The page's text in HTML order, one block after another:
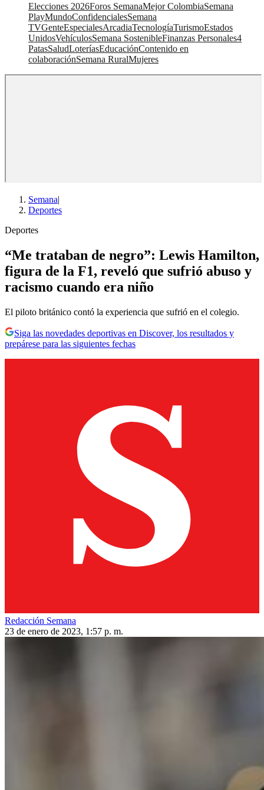
Elecciones 2026Foros SemanaMejor ColombiaSemana
PlayMundoConfidencialesSemana
TVGenteEspecialesArcadiaTecnologíaTurismoEstados
UnidosVehículosSemana SostenibleFinanzas Personales4
PatasSaludLoteríasEducaciónContenido en
colaboraciónSemana RuralMujeres
Semana|
Deportes
Deportes
“Me trataban de negro”: Lewis Hamilton,
figura de la F1, reveló que sufrió abuso y
racismo cuando era niño
El piloto británico contó la experiencia que sufrió en el colegio.
Siga las novedades deportivas en Discover, los resultados y
prepárese para las siguientes fechas
Redacción Semana
23 de enero de 2023, 1:57 p. m.